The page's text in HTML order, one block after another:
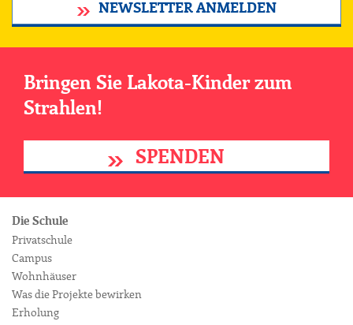
NEWSLETTER ANMELDEN
Bringen Sie Lakota-Kinder zum
Strahlen!
SPENDEN
Die Schule
Privatschule
Campus
Wohnhäuser
Was die Projekte bewirken
Erholung